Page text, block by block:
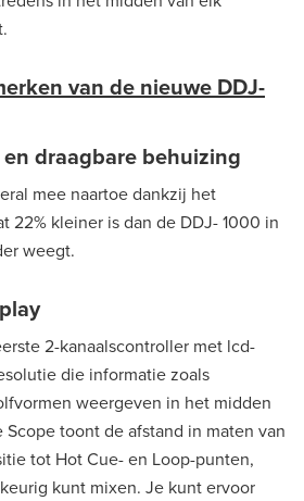
krijgt.
van de nieuwe DDJ-
draagbare behuizing
mee naartoe dankzij het
22% kleiner is dan de DDJ- 1000 in
weegt.
2-kanaalscontroller met lcd-
die informatie zoals
weergeven in het midden
toont de afstand in maten van
tot Hot Cue- en Loop-punten,
kunt mixen. Je kunt ervoor